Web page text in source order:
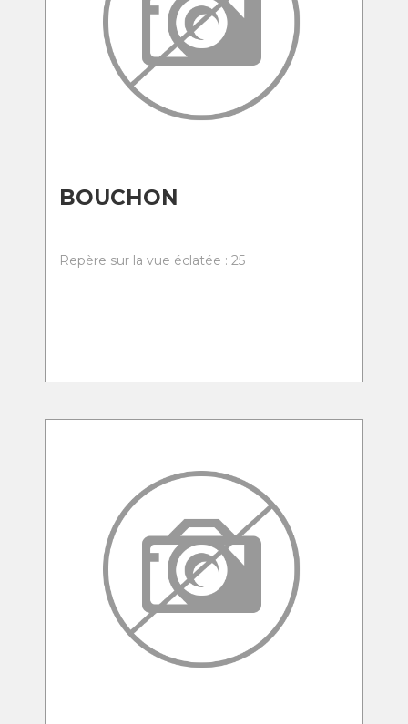
BOUCHON
Repère sur la vue éclatée : 25